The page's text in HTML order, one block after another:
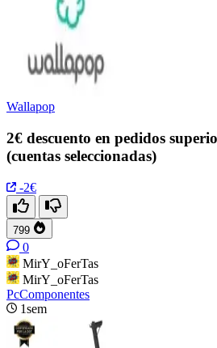
Wallapop
2€ descuento en pedidos
(cuentas seleccionadas)
-2€
799
0
MirY_oFerTas
MirY_oFerTas
PcComponentes
1sem